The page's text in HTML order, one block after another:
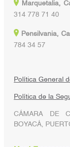
Marquetalia,
314 778 71 40
Pensilvania,
784 34 57
Política General
Política de la
CÁMARA DE
BOYACÁ,